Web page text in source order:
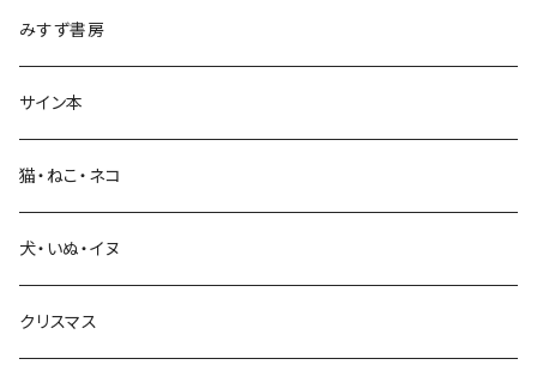
生活・暮らし
芸術・絵画・写真
みすず書房
サイン本
猫・ねこ・ネコ
犬・いぬ・イヌ
クリスマス